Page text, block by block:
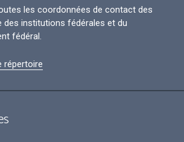
les coordonnées de contact des
des institutions fédérales et du
fédéral.
répertoire